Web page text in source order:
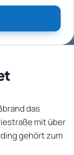
das
mit über
gehört zum